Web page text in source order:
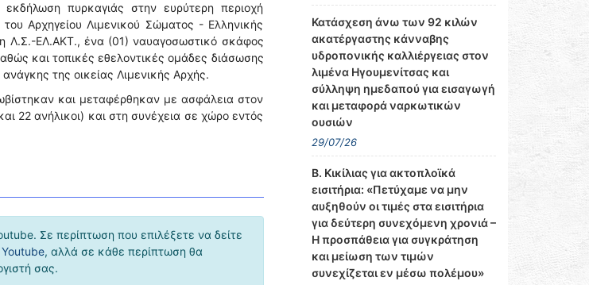
πυρκαγιάς στην ευρύτερη περιοχή
Αρχηγείου Λιμενικού Σώματος - Ελληνικής
Λ.Σ.-ΕΛ.ΑΚΤ., ένα (01) ναυαγοσωστικό σκάφος
και τοπικές εθελοντικές ομάδες διάσωσης
της οικείας Λιμενικής Αρχής.
και μεταφέρθηκαν με ασφάλεια στον
22 ανήλικοι) και στη συνέχεια σε χώρο εντός
Σε περίπτωση που επιλέξετε να δείτε
, αλλά σε κάθε περίπτωση θα
σας.
Κατάσχεση άνω των 92 κιλών
ακατέργαστης κάνναβης
υδροπονικής καλλιέργειας στον
λιμένα Ηγουμενίτσας και
σύλληψη ημεδαπού για εισαγωγή
και μεταφορά ναρκωτικών
ουσιών
29/07/26
Β. Κικίλιας για ακτοπλοϊκά
εισιτήρια: «Πετύχαμε να μην
αυξηθούν οι τιμές στα εισιτήρια
για δεύτερη συνεχόμενη χρονιά –
Η προσπάθεια για συγκράτηση
και μείωση των τιμών
συνεχίζεται εν μέσω πολέμου»